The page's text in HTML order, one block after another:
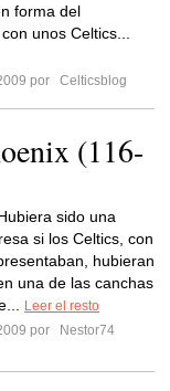
forma del
unos Celtics...
por
Celticsblog
(116-
sido una
si los Celtics, con
hubieran
una de las canchas
Leer el resto
por
Nestor74